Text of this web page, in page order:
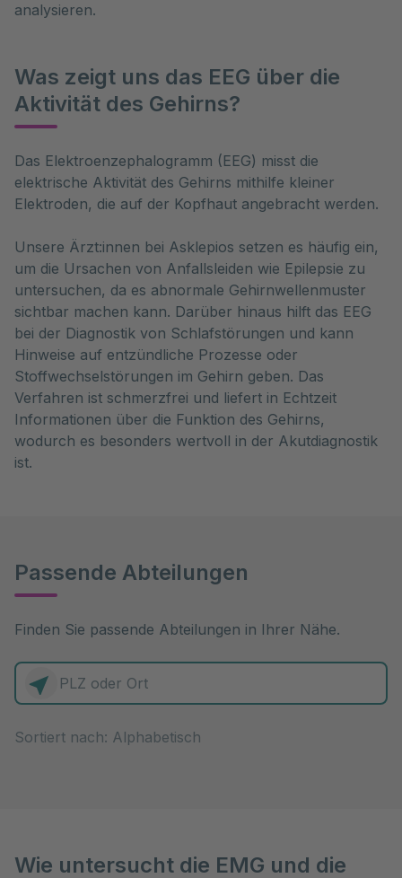
analysieren.
Was zeigt uns das EEG über die
Aktivität des Gehirns?
Das Elektroenzephalogramm (EEG) misst die
elektrische Aktivität des Gehirns mithilfe kleiner
Elektroden, die auf der Kopfhaut angebracht werden.
Unsere Ärzt:innen bei Asklepios setzen es häufig ein,
um die Ursachen von Anfallsleiden wie Epilepsie zu
untersuchen, da es abnormale Gehirnwellenmuster
sichtbar machen kann. Darüber hinaus hilft das EEG
bei der Diagnostik von Schlafstörungen und kann
Hinweise auf entzündliche Prozesse oder
Stoffwechselstörungen im Gehirn geben. Das
Verfahren ist schmerzfrei und liefert in Echtzeit
Informationen über die Funktion des Gehirns,
wodurch es besonders wertvoll in der Akutdiagnostik
ist.
Passende Abteilungen
Finden Sie passende Abteilungen in Ihrer Nähe.
Wie untersucht die EMG und die